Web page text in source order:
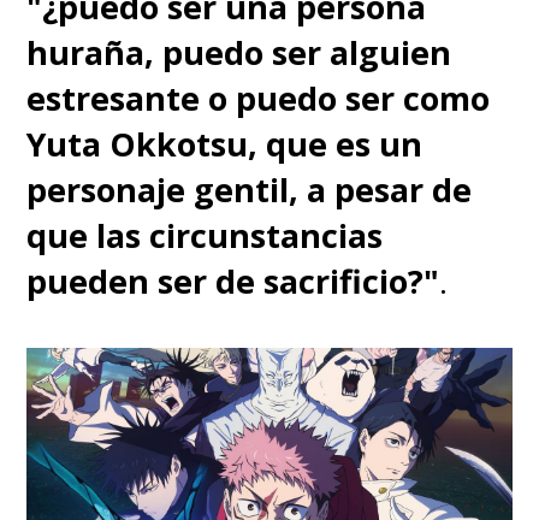
"Hatchan".Un enfurecido
capitán de los Sombrero de
Paja le da un puñetazo con
tanta fuerza que destruye su
burbuja de aire y lo lanza
lejos. La escena está construida
de una manera que te hace
detestar cada vez más al
"Dragón Celestial", sacando
gritos de emoción cuando recibe
su merecido.
huraña, puedo ser alguien
estresante o puedo ser como
Yuta Okkotsu, que es un
personaje gentil, a pesar de
que las circunstancias
pueden ser de sacrificio?".